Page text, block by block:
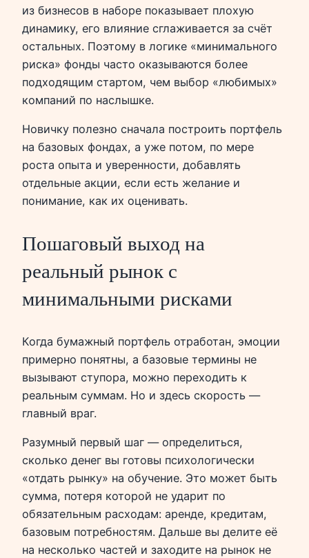
из бизнесов в наборе показывает плохую
динамику, его влияние сглаживается за счёт
остальных. Поэтому в логике «минимального
риска» фонды часто оказываются более
подходящим стартом, чем выбор «любимых»
компаний по наслышке.
Новичку полезно сначала построить портфель
на базовых фондах, а уже потом, по мере
роста опыта и уверенности, добавлять
отдельные акции, если есть желание и
понимание, как их оценивать.
Пошаговый выход на
реальный рынок с
минимальными рисками
Когда бумажный портфель отработан, эмоции
примерно понятны, а базовые термины не
вызывают ступора, можно переходить к
реальным суммам. Но и здесь скорость —
главный враг.
Разумный первый шаг — определиться,
сколько денег вы готовы психологически
«отдать рынку» на обучение. Это может быть
сумма, потеря которой не ударит по
обязательным расходам: аренде, кредитам,
базовым потребностям. Дальше вы делите её
на несколько частей и заходите на рынок не